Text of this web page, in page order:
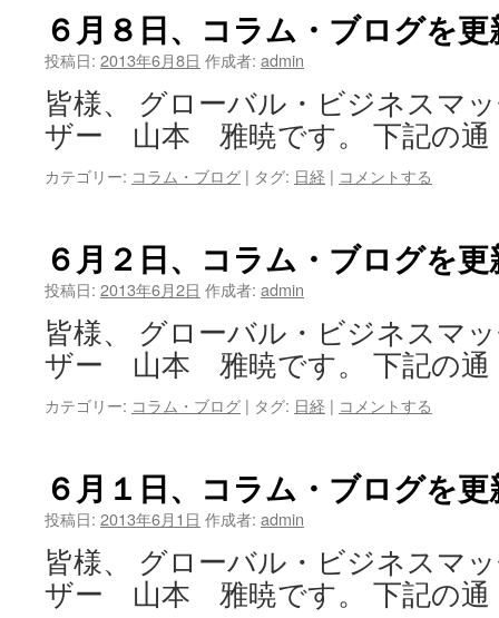
６月８日、コラム・ブログを
投稿日: 2013年6月8日 作成者: admin
皆様、 グローバル・ビジネスマ
ザー 山本 雅暁です。 下記の
カテゴリー: コラム・ブログ | タグ: 日経 | コメントする
６月２日、コラム・ブログを
投稿日: 2013年6月2日 作成者: admin
皆様、 グローバル・ビジネスマ
ザー 山本 雅暁です。 下記の
カテゴリー: コラム・ブログ | タグ: 日経 | コメントする
６月１日、コラム・ブログを
投稿日: 2013年6月1日 作成者: admin
皆様、 グローバル・ビジネスマ
ザー 山本 雅暁です。 下記の